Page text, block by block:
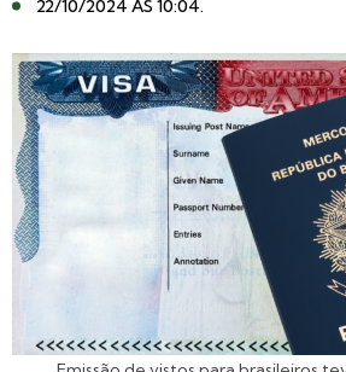
22/10/2024 ÀS 10:04.